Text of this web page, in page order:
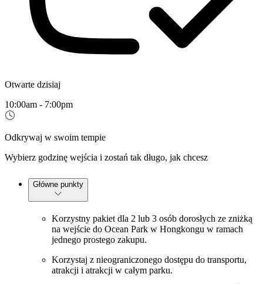
Otwarte dzisiaj
10:00am - 7:00pm
Odkrywaj w swoim tempie
Wybierz godzinę wejścia i zostań tak długo, jak chcesz
Główne punkty
Korzystny pakiet dla 2 lub 3 osób dorosłych ze zniżką
na wejście do Ocean Park w Hongkongu w ramach
jednego prostego zakupu.
Korzystaj z nieograniczonego dostępu do transportu,
atrakcji i atrakcji w całym parku.